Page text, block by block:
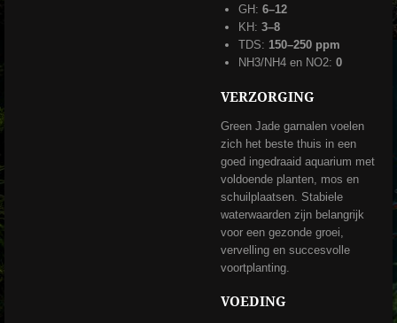
GH: 6–12
KH: 3–8
TDS: 150–250 ppm
NH3/NH4 en NO2: 0
VERZORGING
Green Jade garnalen voelen
zich het beste thuis in een
goed ingedraaid aquarium met
voldoende planten, mos en
schuilplaatsen. Stabiele
waterwaarden zijn belangrijk
voor een gezonde groei,
vervelling en succesvolle
voortplanting.
VOEDING